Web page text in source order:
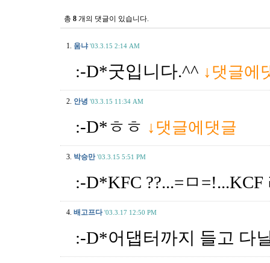
총 8 개의 댓글이 있습니다.
1. 움냐 '03.3.15 2:14 AM
:-D*굿입니다.^^ ↓댓글에
2. 안녕 '03.3.15 11:34 AM
:-D*ㅎㅎ ↓댓글에댓글
3. 박승만 '03.3.15 5:51 PM
:-D*KFC ??...=ㅁ
4. 배고프다 '03.3.17 12:50 PM
:-D*어댑터까지 들고 다